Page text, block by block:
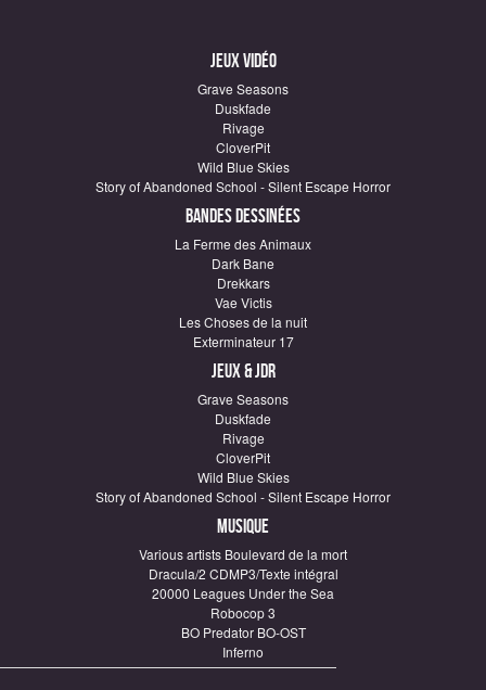
Jeux vidéo
Grave Seasons
Duskfade
Rivage
CloverPit
Wild Blue Skies
Story of Abandoned School - Silent Escape Horror
Bandes dessinées
La Ferme des Animaux
Dark Bane
Drekkars
Vae Victis
Les Choses de la nuit
Exterminateur 17
Jeux & JDR
Grave Seasons
Duskfade
Rivage
CloverPit
Wild Blue Skies
Story of Abandoned School - Silent Escape Horror
Musique
Various artists Boulevard de la mort
Dracula/2 CDMP3/Texte intégral
20000 Leagues Under the Sea
Robocop 3
BO Predator BO-OST
Inferno